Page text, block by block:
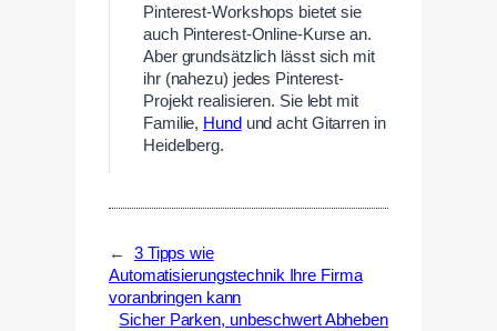
Pinterest-Workshops bietet sie
auch Pinterest-Online-Kurse an.
Aber grundsätzlich lässt sich mit
ihr (nahezu) jedes Pinterest-
Projekt realisieren. Sie lebt mit
Familie, Hundund acht Gitarren in
Heidelberg.
←
3 Tipps wie
Automatisierungstechnik Ihre Firma
voranbringen kann
Sicher Parken, unbeschwert Abheben